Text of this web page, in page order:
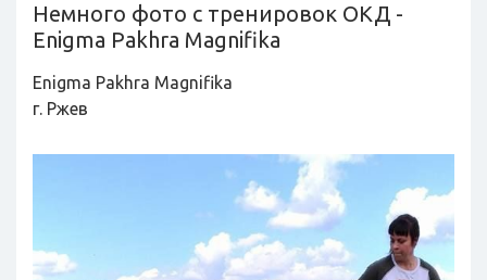
Немного фото с тренировок ОКД -
Enigma Pakhra Magnifika
Enigma Pakhra Magnifika
г. Ржев